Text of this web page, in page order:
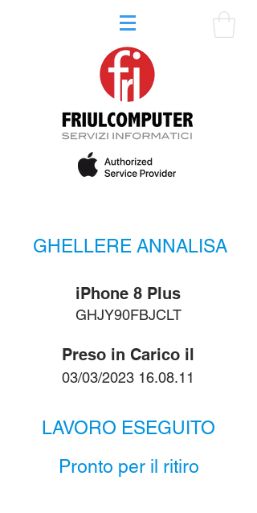
GHELLERE ANNALISA
GHJY90FBJCLT
iPhone 8 Plus
Preso in Carico il
03/03/2023 16.08.11
LAVORO ESEGUITO
Pronto per il ritiro